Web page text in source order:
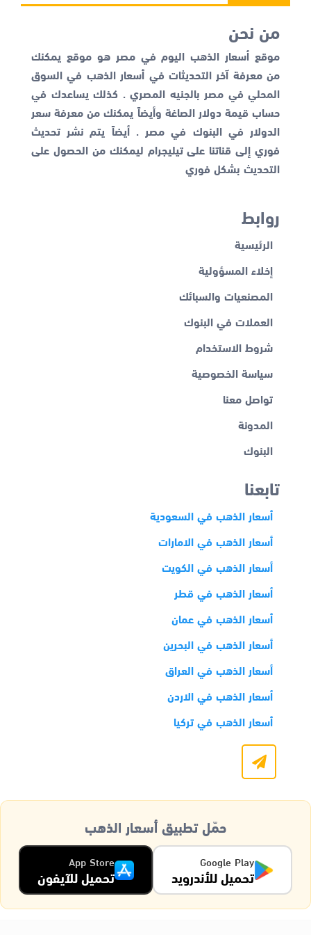
من نحن
موقع أسعار الذهب اليوم في مصر هو موقع يمكنك
من معرفة آخر التحديثات في أسعار الذهب في السوق
المحلي في مصر بالجنيه المصري . كذلك يساعدك في
حساب قيمة دولار الصاغة وأيضاً يمكنك من معرفة سعر
الدولار في البنوك في مصر . أيضاً يتم نشر تحديث
فوري إلى قناتنا على تيليجرام ليمكنك من الحصول على
التحديث بشكل فوري
روابط
الرئيسية
إخلاء المسؤولية
المصنعيات والسبائك
العملات في البنوك
شروط الاستخدام
سياسة الخصوصية
تواصل معنا
المدونة
البنوك
تابعنا
أسعار الذهب في السعودية
أسعار الذهب في الامارات
أسعار الذهب في الكويت
أسعار الذهب في قطر
أسعار الذهب في عمان
أسعار الذهب في البحرين
أسعار الذهب في العراق
أسعار الذهب في الاردن
أسعار الذهب في تركيا
حمّل تطبيق أسعار الذهب
Google Play
تحميل للأندرويد
App Store
تحميل للآيفون